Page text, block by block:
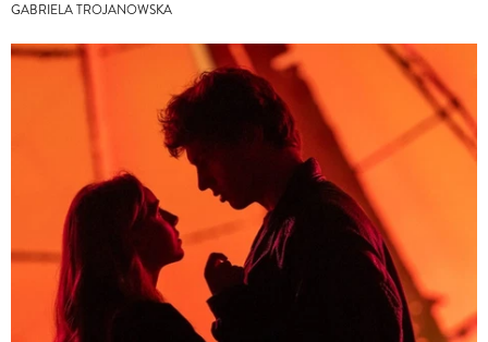
GABRIELA TROJANOWSKA